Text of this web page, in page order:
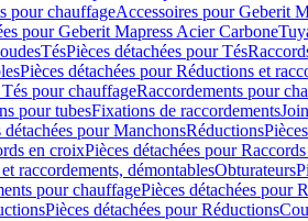
pour chauffageAccessoires pour Geberit
pour Geberit Mapress Acier Carbone
TésPièces détachées pour Tés
Pièces détachées pour Réductions et
pour chauffageRaccordements pour
pour tubesFixations de raccordements
détachées pour ManchonsRéductions
en croixPièces détachées pour
raccordements, démontablesObturateurs
pour chauffagePièces détachées pour
Pièces détachées pour Réductions